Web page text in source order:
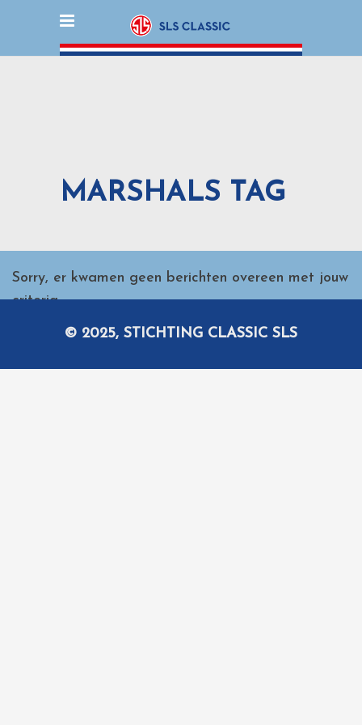
MARSHALS TAG
Sorry, er kwamen geen berichten overeen met jouw
criteria.
© 2025, STICHTING CLASSIC SLS